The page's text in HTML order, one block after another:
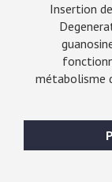
Insertion
métabolisme